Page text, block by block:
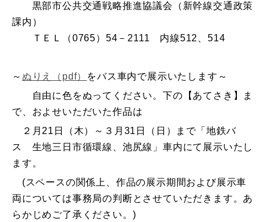
黒部市公共交通戦略推進協議会（新幹線交通政策
課内）
ＴＥＬ（0765）54－2111 内線512、514
～ ぬりえ（pdf）
をバス車内で展示いたします～
自由に色をぬってください。下の【あてさき】ま
で、およせいただいた作品は
２月21日（木）～３月31日（日）まで「地鉄バ
ス 生地三日市循環線、池尻線」車内にて展示いたし
ます。
(スペースの関係上、作品の展示期間および展示車
両については事務局の判断とさせていただきます。あ
らかじめご了承ください。)